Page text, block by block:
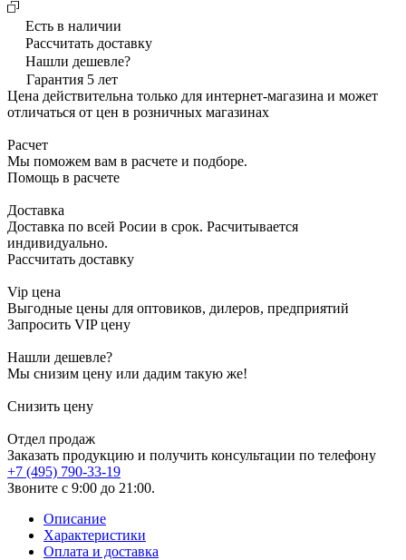
Есть в наличии
Рассчитать доставку
Нашли дешевле?
Гарантия 5 лет
Цена действительна только для интернет-магазина и может
отличаться от цен в розничных магазинах
Расчет
Мы поможем вам в расчете и подборе.
Помощь в расчете
Доставка
Доставка по всей Росии в срок. Расчитывается
индивидуально.
Рассчитать доставку
Vip цена
Выгодные цены для оптовиков, дилеров, предприятий
Запросить VIP цену
Нашли дешевле?
Мы снизим цену или дадим такую же!
Снизить цену
Отдел продаж
Заказать продукцию и получить консультации по телефону
+7 (495) 790-33-19
Звоните с 9:00 до 21:00.
Описание
Характеристики
Оплата и доставка